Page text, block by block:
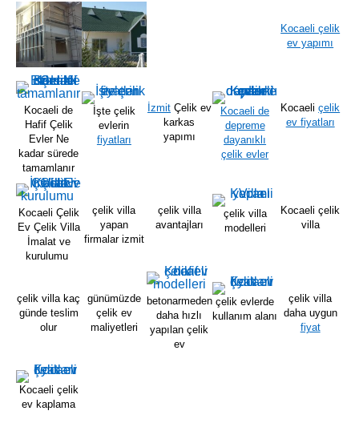
Kocaeli çelik
ev yapımı
Kocaeli de
Hafif Çelik
Evler Ne
kadar sürede
tamamlanır
İşte çelik
evlerin
fiyatları
İzmitÇelik ev
karkas
yapımı
Kocaeli de
depreme
dayanıklı
çelik evler
Kocaeliçelik
ev fiyatları
Kocaeli Çelik
Ev Çelik Villa
İmalat ve
kurulumu
çelik villa
yapan
firmalar izmit
çelik villa
avantajları
çelik villa
modelleri
Kocaeli çelik
villa
çelik villa kaç
günde teslim
olur
günümüzde
çelik ev
maliyetleri
betonarmeden
daha hızlı
yapılan çelik
ev
çelik evlerde
kullanım alanı
çelik villa
daha uygun
fiyat
Kocaeli çelik
ev kaplama